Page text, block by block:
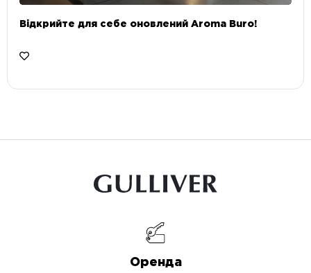
Відкрийте для себе оновлений Aroma Buro! ⠀
Оренда